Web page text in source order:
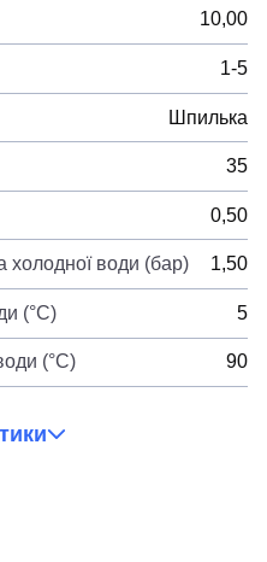
10,00
1-5
Шпилька
35
0,50
холодної води (бар) 1,50
(°C) 5
(°C) 90